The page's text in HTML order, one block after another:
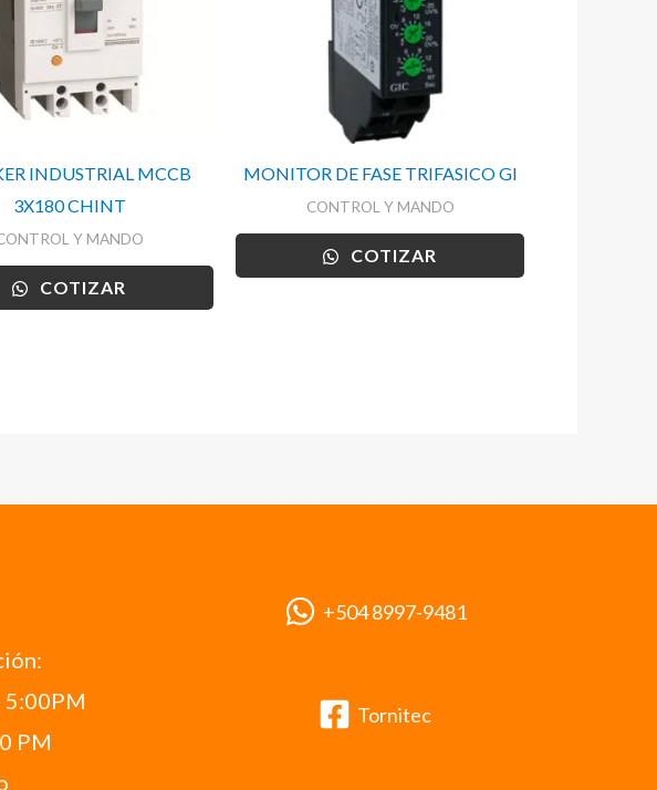
INDUSTRIAL MCCB
3X180 CHINT
Y MANDO
COTIZAR
MONITOR DE FASE TRIFASICO GI
CONTROL Y MANDO
COTIZAR
5:00PM
PM
+504 8997-9481
Tornitec